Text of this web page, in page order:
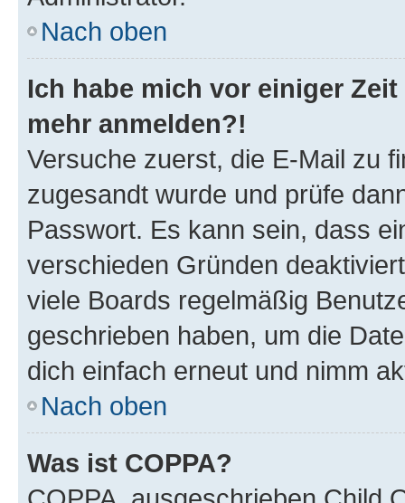
Nach oben
Ich habe mich vor einiger
mehr anmelden?!
Versuche zuerst, die E-Mail zu
zugesandt wurde und prüfe
Passwort. Es kann sein, dass
verschieden Gründen
viele Boards regelmäßig
geschrieben haben, um die
dich einfach erneut und nimm
Nach oben
Was ist COPPA?